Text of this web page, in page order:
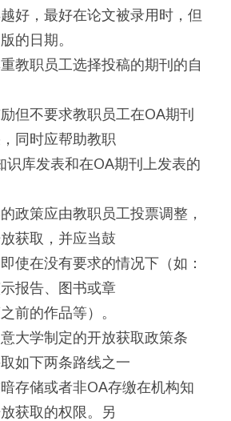
好，最好在论文被录用时，但
的日期。
教职员工选择投稿的期刊的自
但不要求教职员工在OA期刊
同时应帮助教职
识库发表和在OA期刊上发表的
政策应由教职员工投票调整，
获取，并应当鼓
使在没有要求的情况下（如：
报告、图书或章
前的作品等）。
大学制定的开放获取政策条
如下两条路线之一
存储或者非OA存缴在机构知
获取的权限。另